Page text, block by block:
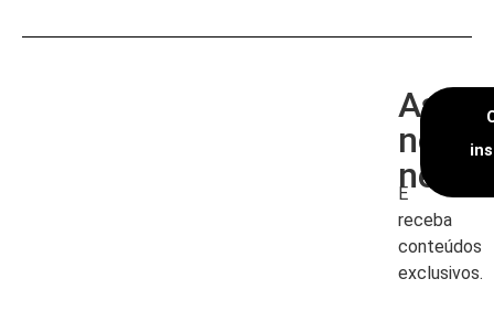
nossa
E
receba
conteúdos
exclusivos.